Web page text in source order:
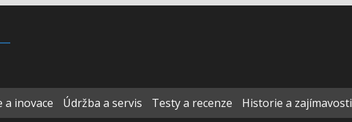
a inovace Údržba a servis Testy a recenze Historie a zajímavosti